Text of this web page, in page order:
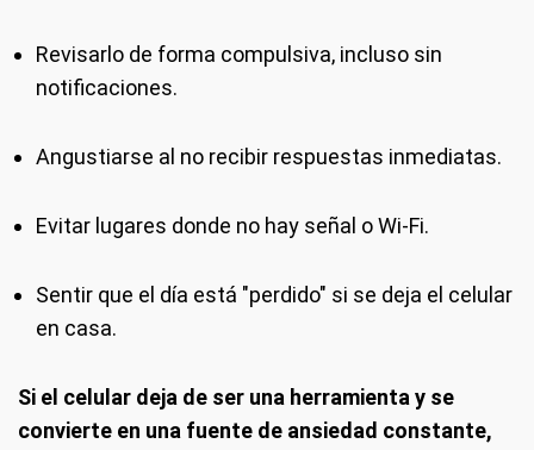
Revisarlo de forma compulsiva, incluso sin
notificaciones.
Angustiarse al no recibir respuestas inmediatas.
Evitar lugares donde no hay señal o Wi-Fi.
Sentir que el día está "perdido" si se deja el celular
en casa.
Si el celular deja de ser una herramienta y se
convierte en una fuente de ansiedad constante,